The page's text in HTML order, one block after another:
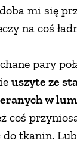
mi się
na coś
pary
uszyte ze
w
coś
do tkanin.